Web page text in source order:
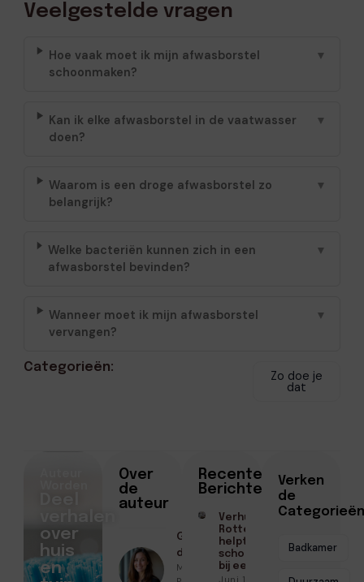
Veelgestelde vragen
Hoe vaak moet ik mijn afwasborstel
schoonmaken?
▼
Kan ik elke afwasborstel in de vaatwasser
doen?
▼
Waarom is een droge afwasborstel zo
belangrijk?
▼
Welke bacteriën kunnen zich in een
afwasborstel bevinden?
▼
Wanneer moet ik mijn afwasborstel
vervangen?
▼
Categorieën:
Zo doe je
dat
Over
de
auteur
Geschreven
door
Marloes
Recente
Berichten
Verhuisd binnen
Rotterdam? Zo
helpt een
schoonmaakbedrijf
bij een frisse start
Verken
de
Categorieën
Badkamer
over
huis
en